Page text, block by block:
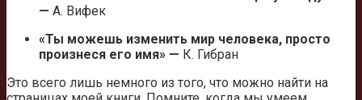
— А. Вифек
«Ты можешь изменить мир человека, просто
произнеся его имя» — К. Гибран
Это всего лишь немного из того, что можно найти на